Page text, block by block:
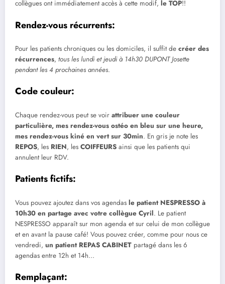
collègues ont immédiatement accès à cette modif, le TOP!!
Rendez-vous récurrents:
Pour les patients chroniques ou les domiciles, il suffit de créer des
récurrences, tous les lundi et jeudi à 14h30 DUPONT Josette
pendant les 4 prochaines années.
Code couleur:
Chaque rendez-vous peut se voir attribuer une couleur
particulière, mes rendez-vous ostéo en bleu sur une heure,
mes rendez-vous kiné en vert sur 30min. En gris je note les
REPOS, les RIEN, les COIFFEURS ainsi que les patients qui
annulent leur RDV.
Patients fictifs:
Vous pouvez ajoutez dans vos agendas le patient NESPRESSO à
10h30 en partage avec votre collègue Cyril. Le patient
NESPRESSO apparaît sur mon agenda et sur celui de mon collègue
et en avant la pause café! Vous pouvez créer, comme pour nous ce
vendredi, un patient REPAS CABINET partagé dans les 6
agendas entre 12h et 14h…
Remplaçant: